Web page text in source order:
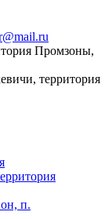
Промзоны,
территория
п.